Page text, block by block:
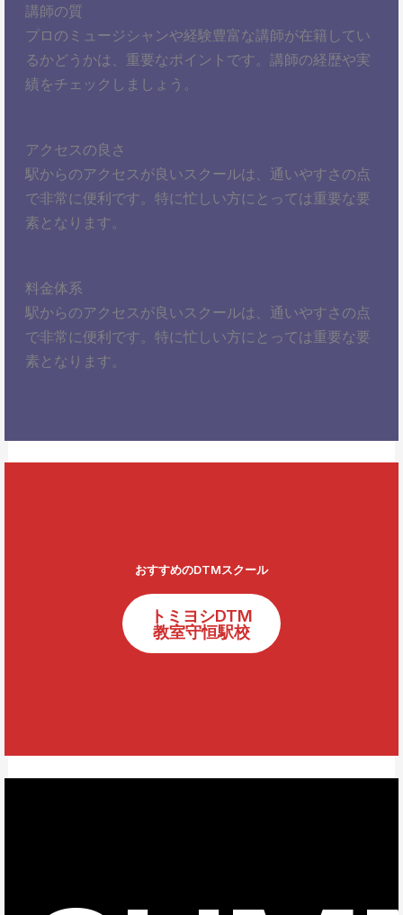
講師の質
プロのミュージシャンや経験豊富な講師が在籍してい
るかどうかは、重要なポイントです。講師の経歴や実
績をチェックしましょう。
アクセスの良さ
駅からのアクセスが良いスクールは、通いやすさの点
で非常に便利です。特に忙しい方にとっては重要な要
素となります。
料金体系
駅からのアクセスが良いスクールは、通いやすさの点
で非常に便利です。特に忙しい方にとっては重要な要
素となります。
おすすめのDTMスクール
トミヨシDTM
教室守恒駅校